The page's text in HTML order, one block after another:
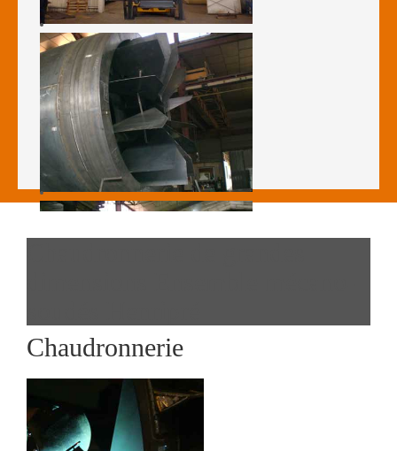
Chaudronnerie